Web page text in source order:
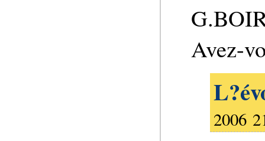
Avez-
2006